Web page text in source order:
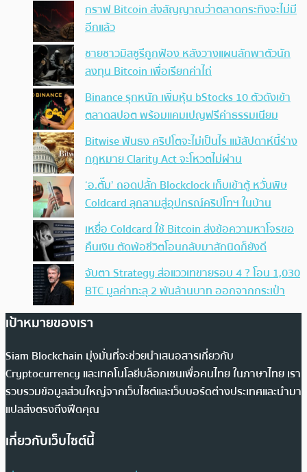
กราฟ Bitcoin ส่งสัญญาณว่าตลาดกระทิงจะไม่มี
อีกแล้ว
ชายชาวมิสซูรีถูกฟ้อง หลังวางแผนลักพาตัวนัก
ลงทุน Bitcoin เพื่อเรียกค่าไถ่
Binance รุกหนัก เพิ่มหุ้น bStocks 10 ตัวดังเข้า
ตลาดสปอต พร้อมแคมเปญฟรีค่าธรรมเนียม
Bitwise ฟันธง คริปโตจะไม่เป็นไร แม้สัปดาห์นี้ร่าง
กฎหมาย Clarity Act จะโหวตไม่ผ่าน
‘อ.ตั๊ม’ ถอดปลั้ก Blockclock เก็บเข้าตู้ หวั่นพิษ
Coldcard ลุกลามสู่อุปกรณ์คริปโทฯ ในบ้าน
เหยื่อ Coldcard ใช้ Bitcoin ส่งข้อความหาโจรขอ
คืนเงิน ตัดพ้อชีวิตโอนกลับมาสักนิดก็ยังดี
จับตา Strategy ส่อแววเทขายรอบ 4 ? โอน 1,030
BTC มูลค่าทะลุ 2 พันล้านบาท ออกจากกระเป๋า
เป้าหมายของเรา
Siam Blockchain มุ่งมั่นที่จะช่วยนำเสนอสารเกี่ยวกับ
Cryptocurrency และเทคโนโลยีบล็อกเชนเพื่อคนไทย ในภาษาไทย เรา
รวบรวมข้อมูลส่วนใหญ่จากเว็บไซต์และเว็บบอร์ดต่างประเทศและนำมา
แปลส่งตรงถึงฟีดคุณ
เกี่ยวกับเว็บไซต์นี้